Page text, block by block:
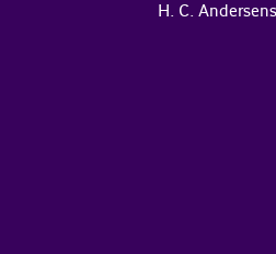
H. C.